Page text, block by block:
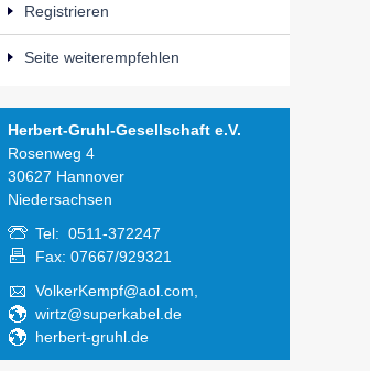
Registrieren
Seite weiterempfehlen
Herbert-Gruhl-Gesellschaft e.V.
Rosenweg 4
30627 Hannover
Niedersachsen
Tel: 0511-372247
Fax: 07667/929321
VolkerKempf@aol.com,
wirtz@superkabel.de
herbert-gruhl.de